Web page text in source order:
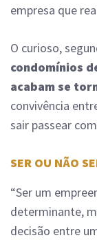
empresa que
O curioso,
condomínios
acabam se
convivência
sair passear
SER OU NÃO
“Ser um
determinante,
decisão entre